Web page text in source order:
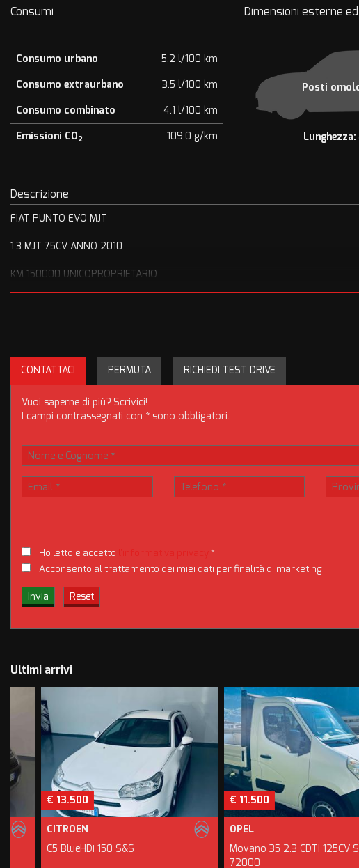
Consumi
Consumo urbano
5.2 l/100 km
Consumo extraurbano
3.5 l/100 km
Consumo combinato
4.1 l/100 km
Emissioni CO2 109.0 g/km
Dimensioni esterne
Posti
Descrizione
FIAT PUNTO EVO MJT
1.3 MJT 75CV ANNO 2010
KM 150000 UNICOPROPRIETARIO
VERSIONE CON VIVAVOCE E RADIO USB
VETTURA DAI CONSUMI RIDOTTI E COSTI DI GESTIONE BASSISSIMI
DA VEDERE E PROVARE ANCHE CON VOSTRO MECCANICO DI FIDUCIA
Ricordiamo a tutti i nostri clienti che vedono le nostre auto nel web che le
officina del sottoscocca per vedere effettivamente le reali condizioni del
IL NOSTRO MODO DI LAVORARE PREVEDE LA MASSIMA TRASPARENZA,
Nota bene: La dotazione tecnica e gli accessori indicati nella presente
incongruenze, che non rappresentano in alcun modo un impegno contrattuale.
CONTATTACI PERMUTA RICHIEDI TEST DRIVE
Vuoi saperne di più? Scrivici!
I campi contrassegnati con * sono obbligatori.
Ho letto e accetto
*
Acconsento al trattamento dei miei dati per finalità di marketing
Ultimi arrivi
€ 13.500
CITROEN
C5 BlueHDi 150 S&S
€ 11.500
OPEL
Movano 35 2.3 CDTI 125CV SOLO